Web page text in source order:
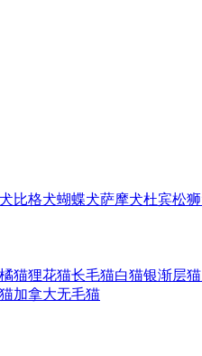
比格犬蝴蝶犬萨摩犬杜宾松
橘猫狸花猫长毛猫白猫银渐层猫
加拿大无毛猫